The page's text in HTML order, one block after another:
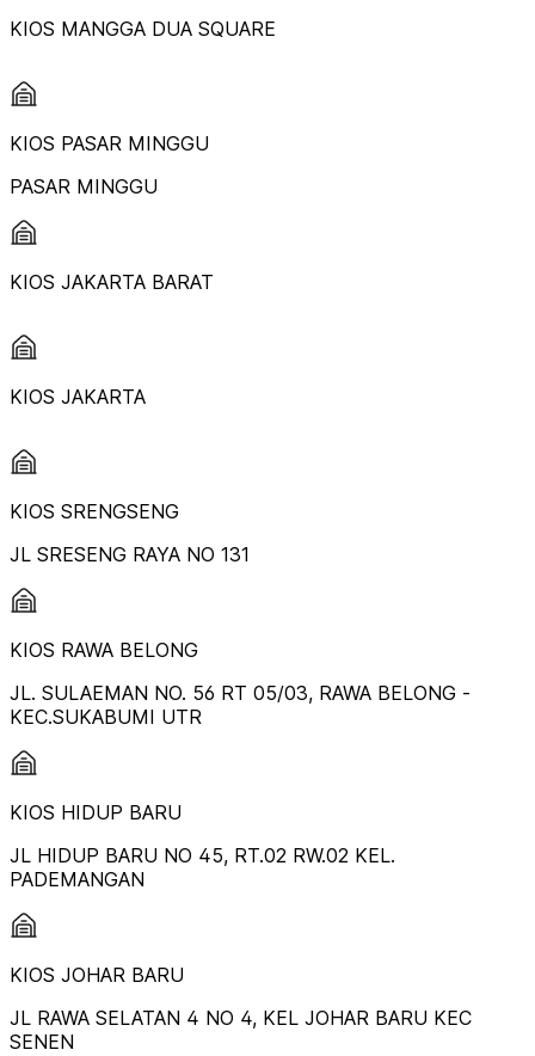
KIOS MANGGA DUA SQUARE
KIOS PASAR MINGGU
PASAR MINGGU
KIOS JAKARTA BARAT
KIOS JAKARTA
KIOS SRENGSENG
JL SRESENG RAYA NO 131
KIOS RAWA BELONG
JL. SULAEMAN NO. 56 RT 05/03, RAWA BELONG -
KEC.SUKABUMI UTR
KIOS HIDUP BARU
JL HIDUP BARU NO 45, RT.02 RW.02 KEL.
PADEMANGAN
KIOS JOHAR BARU
JL RAWA SELATAN 4 NO 4, KEL JOHAR BARU KEC
SENEN